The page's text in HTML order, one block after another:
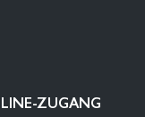
ZUGANG